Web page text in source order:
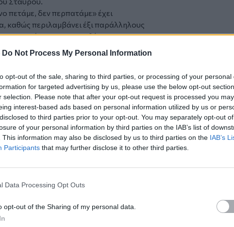
Do Not Process My Personal Information
opt-out of the sale, sharing to third parties, or processing of your personal
for targeted advertising by us, please use the below opt-out
selection. Please note that after your opt-out request is processed you may
interest-based ads based on personal information utilized by us or
to third parties prior to your opt-out. You may separately opt-out
of your personal information by third parties on the IAB’s list of
This information may also be disclosed by us to third parties on the IAB’s
Participants that may further disclose it to other third parties.
Data Processing Opt Outs
opt-out of the Sharing of my personal data.
πετάμε, δεν περπατάμε» έχει
καθώς περιλαμβάνει έξι παράλληλους
μέτρων και απευθύνεται σε μια
ατζέντα της διοργάνωσης είναι οι
και ομαδικές (άνω των 10 ατόμων)
και ομαδικές (άνω των 10 ατόμων)
Δημοτικών Σχολείων, με εκκίνηση
Γυμνασίων και Λυκείων, με εκκίνηση
εκκίνηση στις 09:15
(«Family Run») , με εκκίνηση στις
άλλη μια φορά σε μια καταξιωμένη
που χαρίζει σε όλους τους